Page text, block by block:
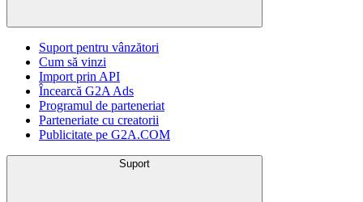
Suport pentru vânzători
Cum să vinzi
Import prin API
Încearcă G2A Ads
Programul de parteneriat
Parteneriate cu creatorii
Publicitate pe G2A.COM
Suport